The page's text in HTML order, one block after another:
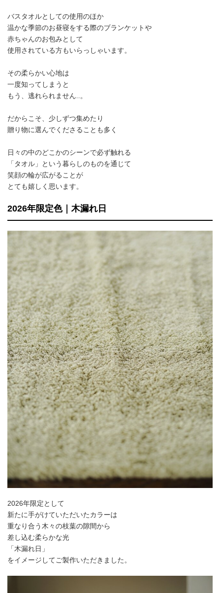
バスタオルとしての使用のほか
温かな季節のお昼寝をする際のブランケットや
赤ちゃんのお包みとして
使用されている方もいらっしゃいます。
その柔らかい心地は
一度知ってしまうと
もう、逃れられません..。
だからこそ、少しずつ集めたり
贈り物に選んでくださることも多く
日々の中のどこかのシーンで必ず触れる
「タオル」という暮らしのものを通じて
笑顔の輪が広がることが
とても嬉しく思います。
2026年限定色｜木漏れ日
2026年限定として
新たに手がけていただいたカラーは
重なり合う木々の枝葉の隙間から
差し込む柔らかな光
「木漏れ日」
をイメージしてご製作いただきました。